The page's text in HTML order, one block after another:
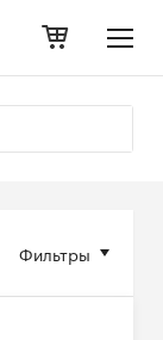
Фильтры